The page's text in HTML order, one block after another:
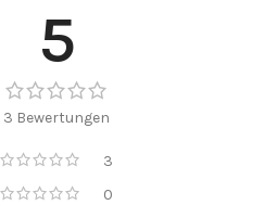
5
3 Bewertungen
3
0